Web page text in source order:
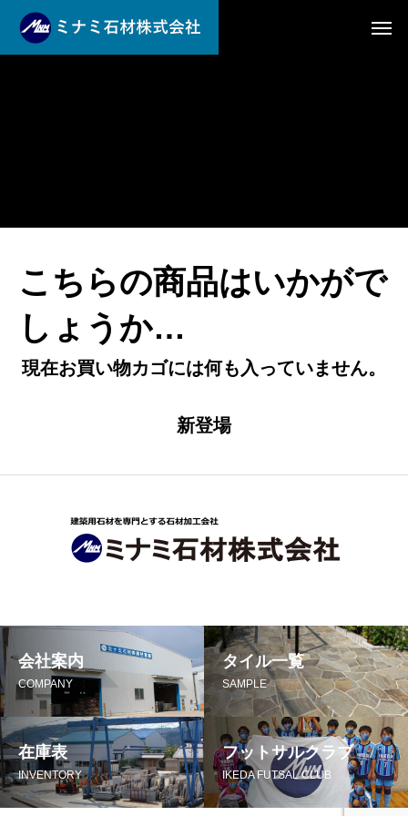
こちらの商品はいかがで
しょうか…
現在お買い物カゴには何も入っていません。
新登場
会社案内
COMPANY
タイル一覧
SAMPLE
在庫表
INVENTORY
フットサルクラブ
IKEDA FUTSAL CLUB